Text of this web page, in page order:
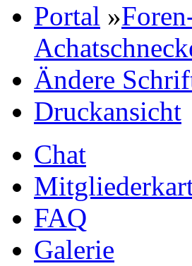
Portal »
Ändere
Druckansicht
Chat
FAQ
Galerie